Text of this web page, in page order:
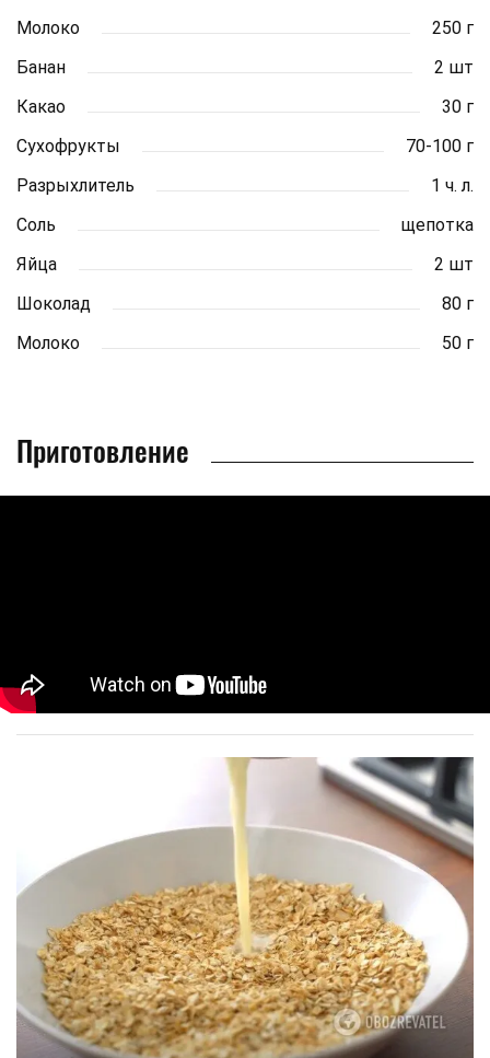
Молоко
250 г
Банан
2 шт
Какао
30 г
Сухофрукты
70-100 г
Разрыхлитель
1 ч. л.
Соль
щепотка
Яйца
2 шт
Шоколад
80 г
Молоко
50 г
Приготовление